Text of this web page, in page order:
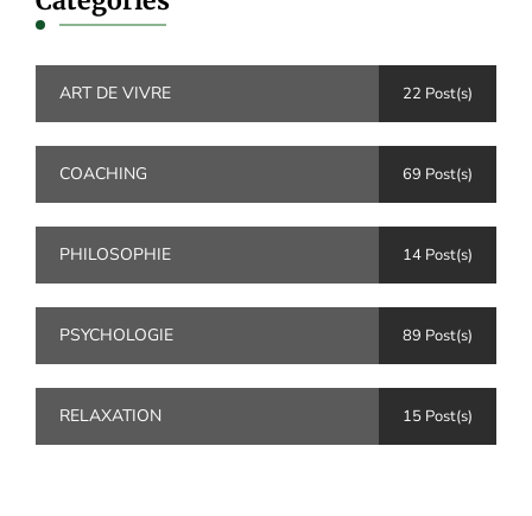
ART DE VIVRE 22 Post(s)
COACHING 69 Post(s)
PHILOSOPHIE 14 Post(s)
PSYCHOLOGIE 89 Post(s)
RELAXATION 15 Post(s)